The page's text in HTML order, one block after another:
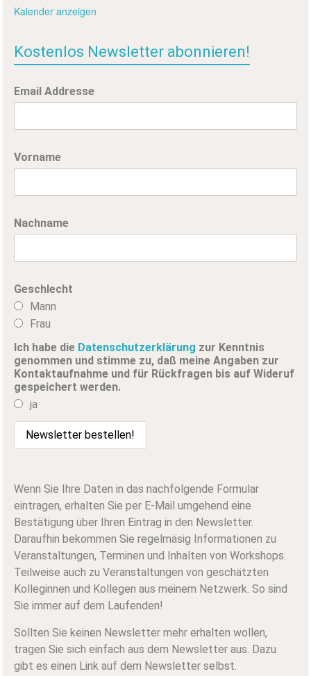
Kalender anzeigen
Kostenlos Newsletter abonnieren!
Email Addresse
Vorname
Nachname
Geschlecht
Mann
Frau
Ich habe die Datenschutzerklärung zur Kenntnis
genommen und stimme zu, daß meine Angaben zur
Kontaktaufnahme und für Rückfragen bis auf Wideruf
gespeichert werden.
ja
Wenn Sie Ihre Daten in das nachfolgende Formular
eintragen, erhalten Sie per E-Mail umgehend eine
Bestätigung über Ihren Eintrag in den Newsletter.
Daraufhin bekommen Sie regelmäsig Informationen zu
Veranstaltungen, Terminen und Inhalten von Workshops.
Teilweise auch zu Veranstaltungen von geschätzten
Kolleginnen und Kollegen aus meinem Netzwerk. So sind
Sie immer auf dem Laufenden!
Sollten Sie keinen Newsletter mehr erhalten wollen,
tragen Sie sich einfach aus dem Newsletter aus. Dazu
gibt es einen Link auf dem Newsletter selbst.